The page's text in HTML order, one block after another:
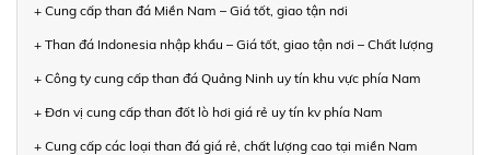
+ Cung cấp than đá Miền Nam – Giá tốt, giao tận nơi
+ Than đá Indonesia nhập khẩu – Giá tốt, giao tận nơi – Chất lượng
+ Công ty cung cấp than đá Quảng Ninh uy tín khu vực phía Nam
+ Đơn vị cung cấp than đốt lò hơi giá rẻ uy tín kv phía Nam
+ Cung cấp các loại than đá giá rẻ, chất lượng cao tại miền Nam